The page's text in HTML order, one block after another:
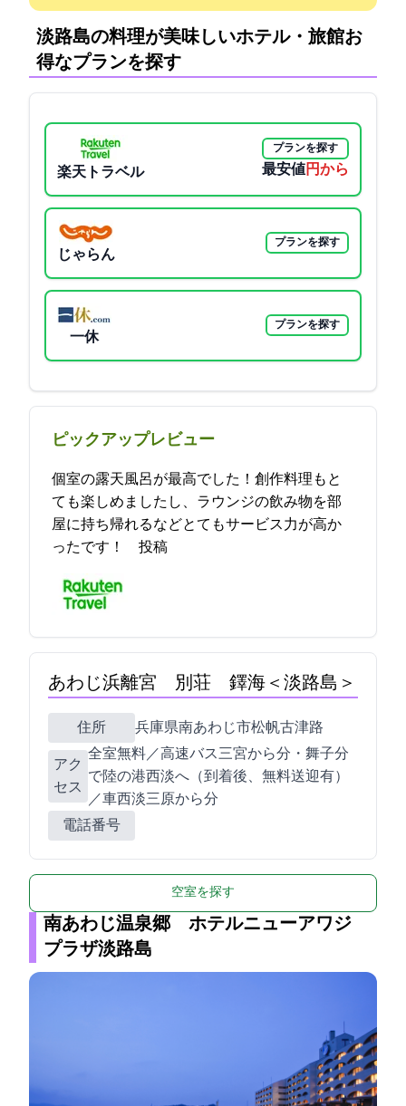
淡路島の料理が美味しいホテル・旅館:お
得なプランを探す
楽天トラベル
プランを探す
最安値15400円から
じゃらん
プランを探す
一休
プランを探す
ピックアップレビュー
個室の露天風呂が最高でした！創作料理もと
ても楽しめましたし、ラウンジの飲み物を部
屋に持ち帰れるなどとてもサービス力が高か
ったです！ 2021-11-09 01:01:08投稿
あわじ浜離宮 別荘 鐸海＜淡路島＞
住所 兵庫県南あわじ市松帆古津路970-6
アク
セス
全室Wi-Fi無料／高速バス:三宮から70分・舞子50分
で陸の港西淡へ（到着後、無料送迎有）
／車:西淡三原ICから5分
電話番号
空室を探す
南あわじ温泉郷 ホテルニューアワジ
プラザ淡路島